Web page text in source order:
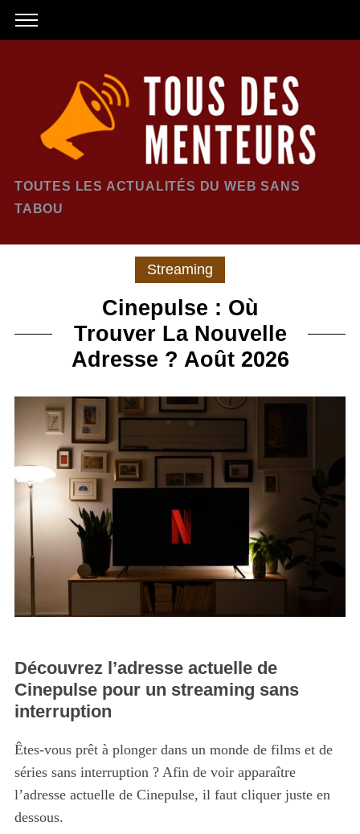
TOUTES LES ACTUALITÉS DU WEB SANS
TABOU
Streaming
Cinepulse : Où
Trouver La Nouvelle
Adresse ? Août 2026
Découvrez l’adresse actuelle de
Cinepulse pour un streaming sans
interruption
Êtes-vous prêt à plonger dans un monde de films et de
séries sans interruption ? Afin de voir apparaître
l’adresse actuelle de Cinepulse, il faut cliquer juste en
dessous.